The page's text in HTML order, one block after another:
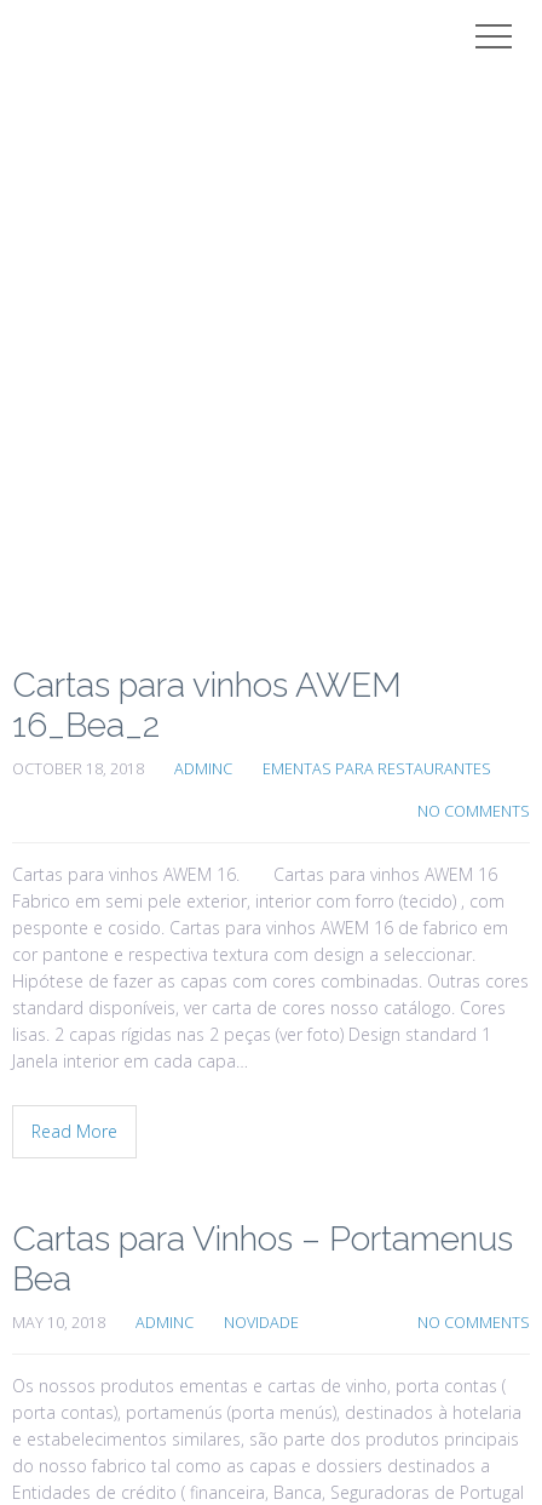
Cartas para vinhos AWEM
16_Bea_2
OCTOBER 18, 2018 ADMINC EMENTAS PARA RESTAURANTES
NO COMMENTS
Cartas para vinhos AWEM 16. Cartas para vinhos AWEM 16
Fabrico em semi pele exterior, interior com forro (tecido) , com
pesponte e cosido. Cartas para vinhos AWEM 16 de fabrico em
cor pantone e respectiva textura com design a seleccionar.
Hipótese de fazer as capas com cores combinadas. Outras cores
standard disponíveis, ver carta de cores nosso catálogo. Cores
lisas. 2 capas rígidas nas 2 peças (ver foto) Design standard 1
Janela interior em cada capa…
Read More
Cartas para Vinhos – Portamenus
Bea
MAY 10, 2018 ADMINC NOVIDADE NO COMMENTS
Os nossos produtos ementas e cartas de vinho, porta contas (
porta contas), portamenús (porta menús), destinados à hotelaria
e estabelecimentos similares, são parte dos produtos principais
do nosso fabrico tal como as capas e dossiers destinados a
Entidades de crédito ( financeira, Banca, Seguradoras de Portugal